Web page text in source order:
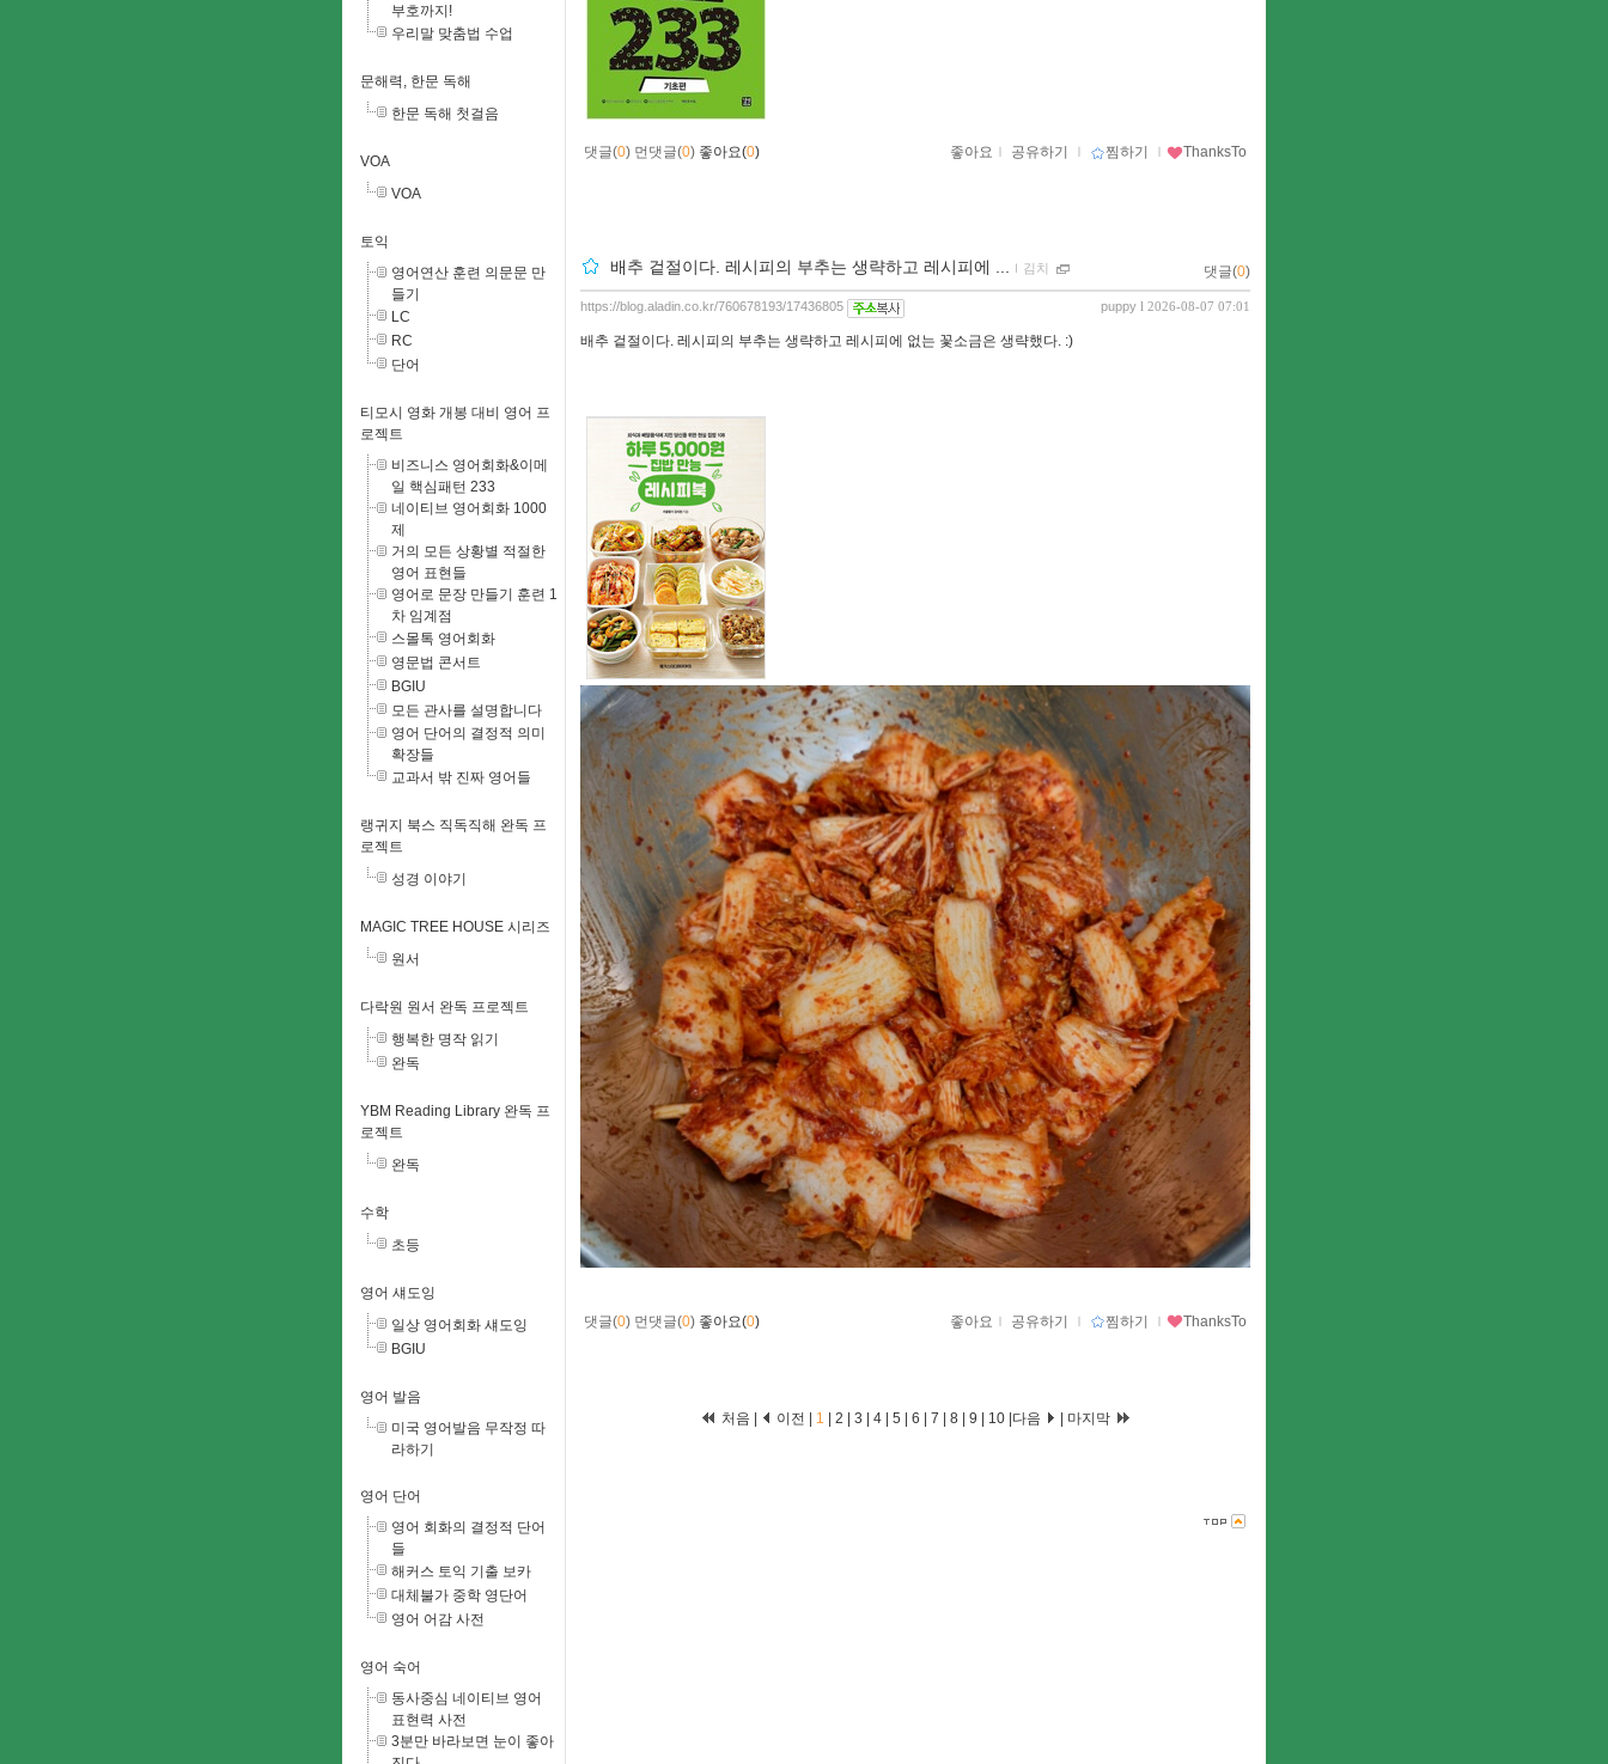
부호까지!
우리말 맞춤법 수업
문해력, 한문 독해
한문 독해 첫걸음
VOA
VOA
토익
영어연산 훈련 의문문 만
들기
LC
RC
단어
티모시 영화 개봉 대비 영어 프
로젝트
비즈니스 영어회화&이메
일 핵심패턴 233
네이티브 영어회화 1000
제
거의 모든 상황별 적절한
영어 표현들
영어로 문장 만들기 훈련 1
차 임계점
스몰톡 영어회화
영문법 콘서트
BGIU
모든 관사를 설명합니다
영어 단어의 결정적 의미
확장들
교과서 밖 진짜 영어들
랭귀지 북스 직독직해 완독 프
로젝트
성경 이야기
MAGIC TREE HOUSE 시리즈
원서
다락원 원서 완독 프로젝트
행복한 명작 읽기
완독
YBM Reading Library 완독 프
로젝트
완독
수학
초등
영어 섀도잉
일상 영어회화 섀도잉
BGIU
영어 발음
미국 영어발음 무작정 따
라하기
영어 단어
영어 회화의 결정적 단어
들
해커스 토익 기출 보카
대체불가 중학 영단어
영어 어감 사전
영어 숙어
동사중심 네이티브 영어
표현력 사전
3분만 바라보면 눈이 좋아
댓글(0) 먼댓글(0) 좋아요(0) 좋아요 ｌ 공유하기 ｌ 찜하기 ｌ ThanksTo
배추 겉절이다. 레시피의 부추는 생략하고 레시피에 ... ｌ 김치 댓글(0)
puppy l 2026-08-07 07:01
https://blog.aladin.co.kr/760678193/17436805
배추 겉절이다. 레시피의 부추는 생략하고 레시피에 없는 꽃소금은 생략했다. :)
댓글(0) 먼댓글(0) 좋아요(0) 좋아요 ｌ 공유하기 ｌ 찜하기 ｌ ThanksTo
처음 | 이전 | 1 | 2 | 3 | 4 | 5 | 6 | 7 | 8 | 9 | 10 |다음 | 마지막